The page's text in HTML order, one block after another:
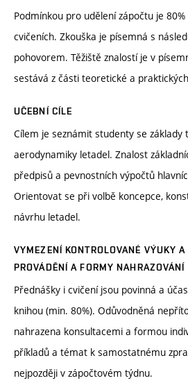
Podmínkou pro udělení zápočtu je
cvičeních. Zkouška je písemná s
pohovorem. Těžiště znalostí je v
sestává z části teoretické a
UČEBNÍ CÍLE
Cílem je seznámit studenty se
aerodynamiky letadel. Znalost
předpisů a pevnostních výpočtů
Orientovat se při volbě koncepce,
návrhu letadel.
VYMEZENÍ KONTROLOVANÉ VÝUKY
PROVÁDĚNÍ A FORMY
Přednášky i cvičení jsou povinná a
knihou (min. 80%). Odůvodněná
nahrazena konsultacemi a formou
příkladů a témat k samostatnému
nejpozději v zápočtovém týdnu.